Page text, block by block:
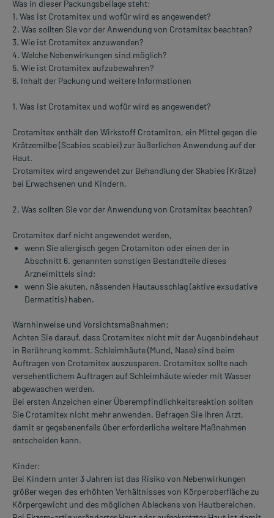
Was in dieser Packungsbeilage steht:
1. Was ist Crotamitex und wofür wird es angewendet?
2. Was sollten Sie vor der Anwendung von Crotamitex beachten?
3. Wie ist Crotamitex anzuwenden?
4. Welche Nebenwirkungen sind möglich?
5. Wie ist Crotamitex aufzubewahren?
6. Inhalt der Packung und weitere Informationen
1. Was ist Crotamitex und wofür wird es angewendet?
Crotamitex enthält den Wirkstoff Crotamiton, ein Mittel gegen die
Krätzemilbe (Scabies scabiei) zur äußerlichen Anwendung auf der
Haut.
Crotamitex wird angewendet zur Behandlung der Skabies (Krätze)
bei Erwachsenen und Kindern.
2. Was sollten Sie vor der Anwendung von Crotamitex beachten?
Crotamitex darf nicht angewendet werden,
wenn Sie allergisch gegen Crotamiton oder einen der in
Abschnitt 6. genannten sonstigen Bestandteile dieses
Arzneimittels sind;
wenn Sie akuten, nässenden Hautausschlag (aktive exsudative
Dermatitis) haben.
Warnhinweise und Vorsichtsmaßnahmen:
Achten Sie darauf, dass Crotamitex nicht mit der Augenbindehaut
in Berührung kommt. Schleimhäute (Mund, Nase) sind beim
Auftragen von Crotamitex auszusparen. Crotamitex sollte nach
versehentlichem Auftragen auf Schleimhäute wieder mit Wasser
abgewaschen werden.
Bei ersten Anzeichen einer Überempfindlichkeitsreaktion sollten
Sie Crotamitex nicht mehr anwenden. Befragen Sie Ihren Arzt,
damit er gegebenenfalls über erforderliche weitere Maßnahmen
entscheiden kann.
Kinder:
Bei Kindern unter 3 Jahren ist das Risiko von Nebenwirkungen
größer wegen des erhöhten Verhältnisses von Körperoberfläche zu
Körpergewicht und des möglichen Ableckens von Hautbereichen.